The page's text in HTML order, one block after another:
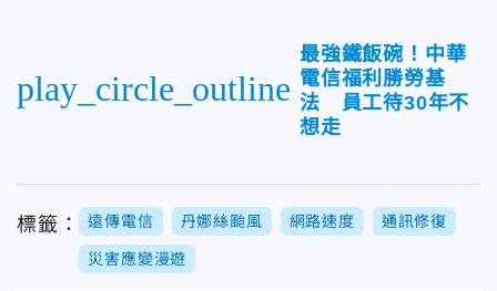
play_circle_outline
最強鐵飯碗！中華
電信福利勝勞基
法 員工待30年不
想走
標籤： 遠傳電信 丹娜絲颱風 網路速度 通訊修復
災害應變漫遊